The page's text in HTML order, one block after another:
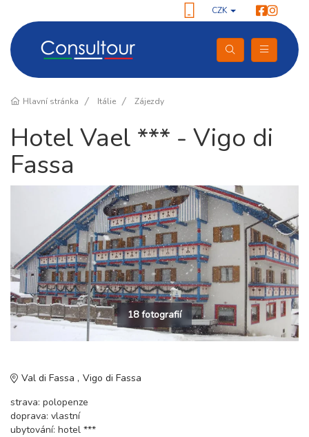
CZK
Hlavní stránka Itálie Zájezdy
Hotel Vael *** - Vigo di
Fassa
18 fotografií
Val di Fassa
Vigo di Fassa
strava: polopenze
doprava: vlastní
ubytování: hotel ***